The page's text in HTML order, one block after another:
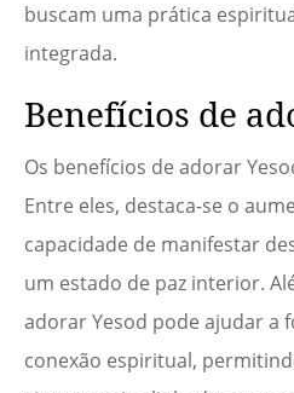
buscam uma prática
integrada.
Benefícios de
Os benefícios de adorar
Entre eles, destaca-se o
capacidade de manifestar
um estado de paz interior.
adorar Yesod pode ajudar a
conexão espiritual,